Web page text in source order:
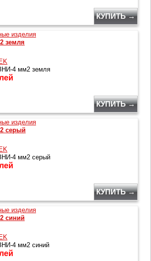
КУПИТЬ →
земля
IEK
4 мм2 земля
КУПИТЬ →
серый
IEK
4 мм2 серый
КУПИТЬ →
синий
IEK
4 мм2 синий